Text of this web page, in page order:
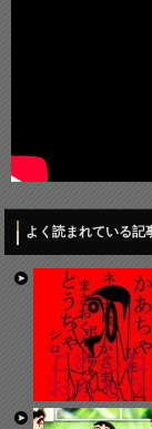
よく読まれている記